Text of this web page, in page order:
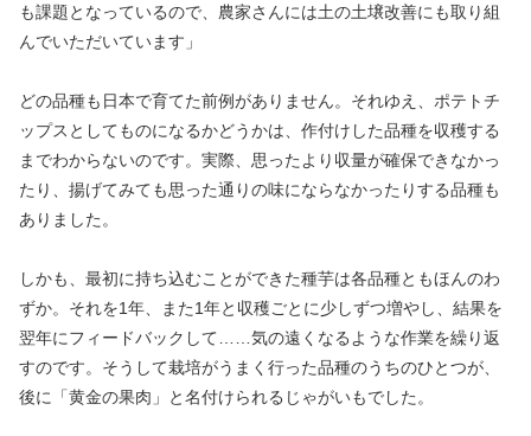
も課題となっているので、農家さんには土の土壌改善にも取り組
んでいただいています」
どの品種も日本で育てた前例がありません。それゆえ、ポテトチ
ップスとしてものになるかどうかは、作付けした品種を収穫する
までわからないのです。実際、思ったより収量が確保できなかっ
たり、揚げてみても思った通りの味にならなかったりする品種も
ありました。
しかも、最初に持ち込むことができた種芋は各品種ともほんのわ
ずか。それを1年、また1年と収穫ごとに少しずつ増やし、結果を
翌年にフィードバックして……気の遠くなるような作業を繰り返
すのです。そうして栽培がうまく行った品種のうちのひとつが、
後に「黄金の果肉」と名付けられるじゃがいもでした。